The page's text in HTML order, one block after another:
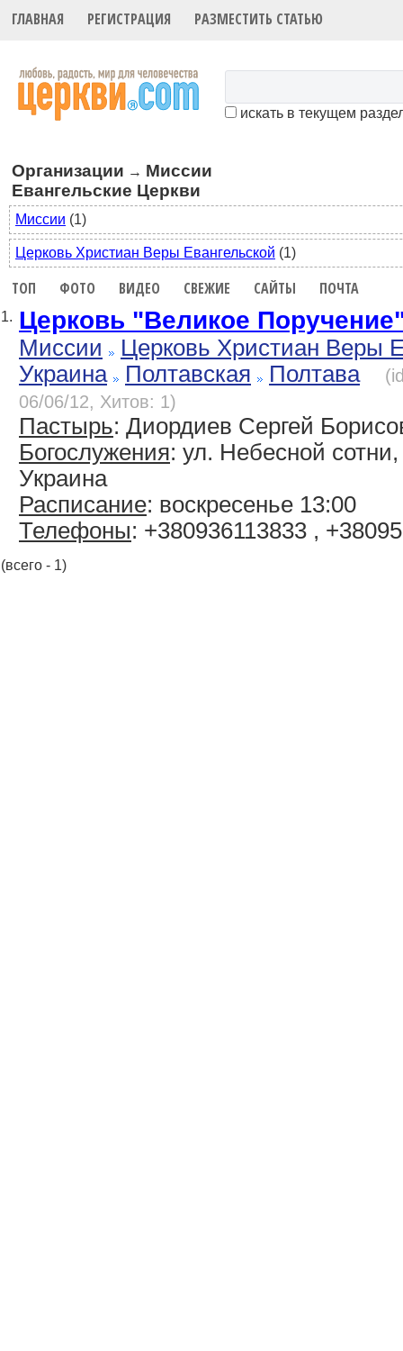
ГЛАВНАЯ РЕГИСТРАЦИЯ РАЗМЕСТИТЬ СТАТЬЮ
искать в текущем
Организации → Миссии
Евангельские Церкви
Миссии (1)
Церковь Христиан Веры Евангельской (1)
ТОП ФОТО ВИДЕО СВЕЖИЕ САЙТЫ ПОЧТА
1. Церковь "Великое
Миссии
Церковь Христиан Веры
Украина
Полтавская Полтава
06/06/12, Хитов: 1)
Пастырь: Диордиев Сергей
Богослужения: ул. Небесной
Украина
Расписание: воскресенье 13:00
Телефоны: +380936113833 ,
(всего - 1)